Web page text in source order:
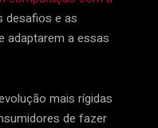
desafios e as
adaptarem a essas
mais rígidas
de fazer